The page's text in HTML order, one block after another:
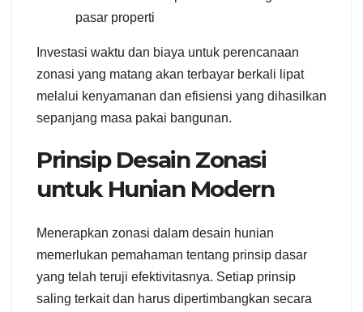
pasar properti
Investasi waktu dan biaya untuk perencanaan
zonasi yang matang akan terbayar berkali lipat
melalui kenyamanan dan efisiensi yang dihasilkan
sepanjang masa pakai bangunan.
Prinsip Desain Zonasi
untuk Hunian Modern
Menerapkan zonasi dalam desain hunian
memerlukan pemahaman tentang prinsip dasar
yang telah teruji efektivitasnya. Setiap prinsip
saling terkait dan harus dipertimbangkan secara